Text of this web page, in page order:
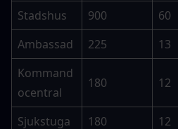
Stadshus 900 60
Ambassad
225 13
Kommand
ocentral
180 12
Sjukstuga 180 12